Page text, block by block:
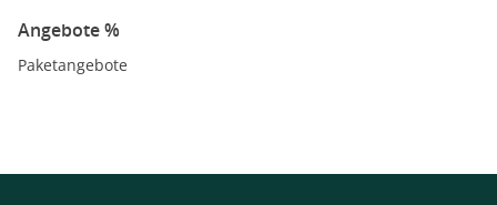
Angebote %
Paketangebote